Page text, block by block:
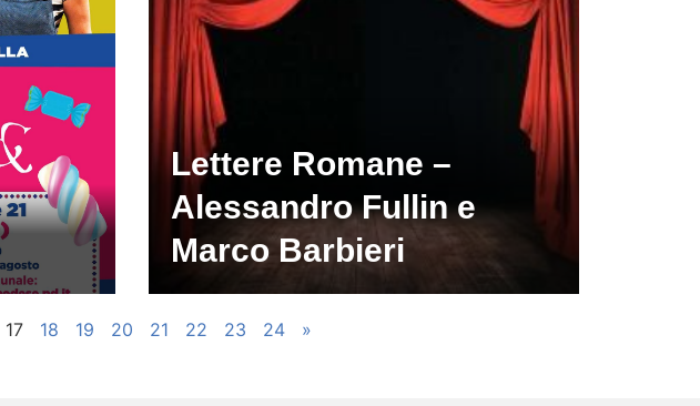
Lettere Romane –
Alessandro Fullin e
Marco Barbieri
17 18 19 20 21 22 23 24 »